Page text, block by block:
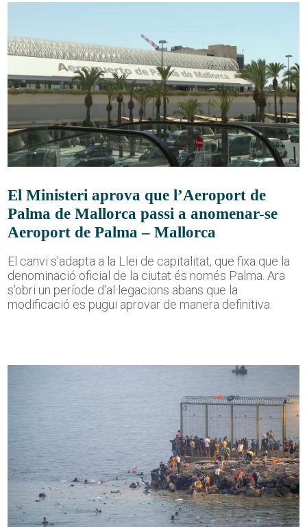
El Ministeri aprova que l’Aeroport de
Palma de Mallorca passi a anomenar-se
Aeroport de Palma – Mallorca
El canvi s'adapta a la Llei de capitalitat, que fixa que la
denominació oficial de la ciutat és només Palma. Ara
s'obri un període d'al·legacions abans que la
modificació es pugui aprovar de manera definitiva.